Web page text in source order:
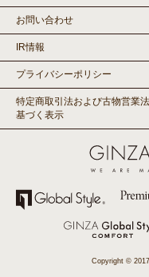
お問い合わせ
IR情報
プライバシーポリシー
特定商取引法および古物営業
基づく表示
Copyright ©